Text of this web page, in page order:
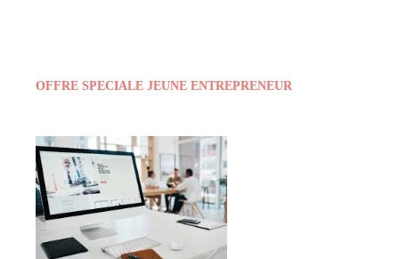
OFFRE SPECIALE JEUNE ENTREPRENEUR